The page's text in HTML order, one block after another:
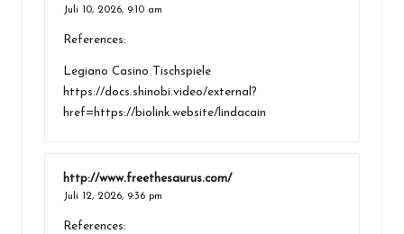
Juli 10, 2026, 9:10 am
References:
Legiano Casino Tischspiele
https://docs.shinobi.video/external?
href=https://biolink.website/lindacain
http://www.freethesaurus.com/
Juli 12, 2026, 9:36 pm
References: